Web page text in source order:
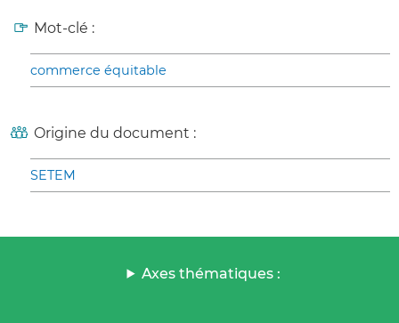
Mot-clé :
commerce équitable
Origine du document :
SETEM
Axes thématiques :